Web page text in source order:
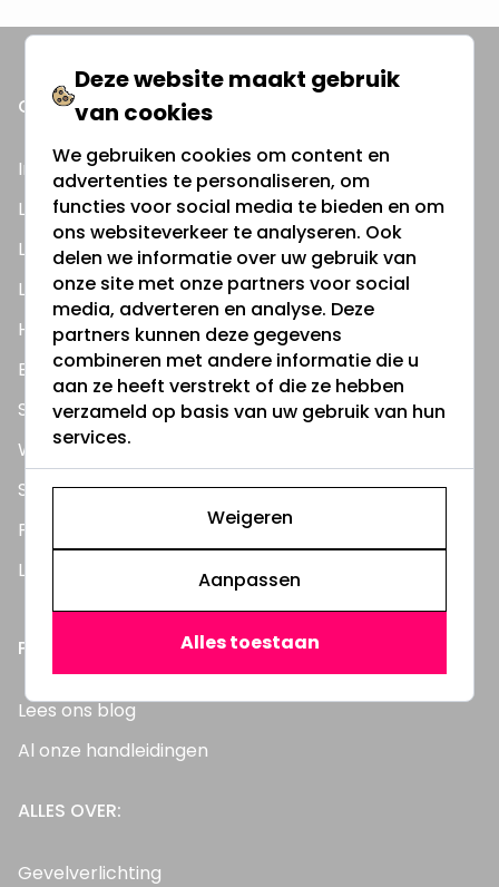
ONZE PRODUCTEN
Inbouwspots
LED Lampen
LED TL Buizen
LED Panelen
Highbay's / Ufo's
Bouwlampen
Straatlampen
Wandlampen
Solar verlichting
Feestverlichting
LED Dimmers
PRAKTISCHE INFORMATIE
Lees ons blog
Al onze handleidingen
ALLES OVER:
Gevelverlichting
Deze website maakt gebruik
van cookies
We gebruiken cookies om content en
advertenties te personaliseren, om
functies voor social media te bieden en om
ons websiteverkeer te analyseren. Ook
delen we informatie over uw gebruik van
onze site met onze partners voor social
media, adverteren en analyse. Deze
partners kunnen deze gegevens
combineren met andere informatie die u
aan ze heeft verstrekt of die ze hebben
verzameld op basis van uw gebruik van hun
services.
Weigeren
Aanpassen
Alles toestaan